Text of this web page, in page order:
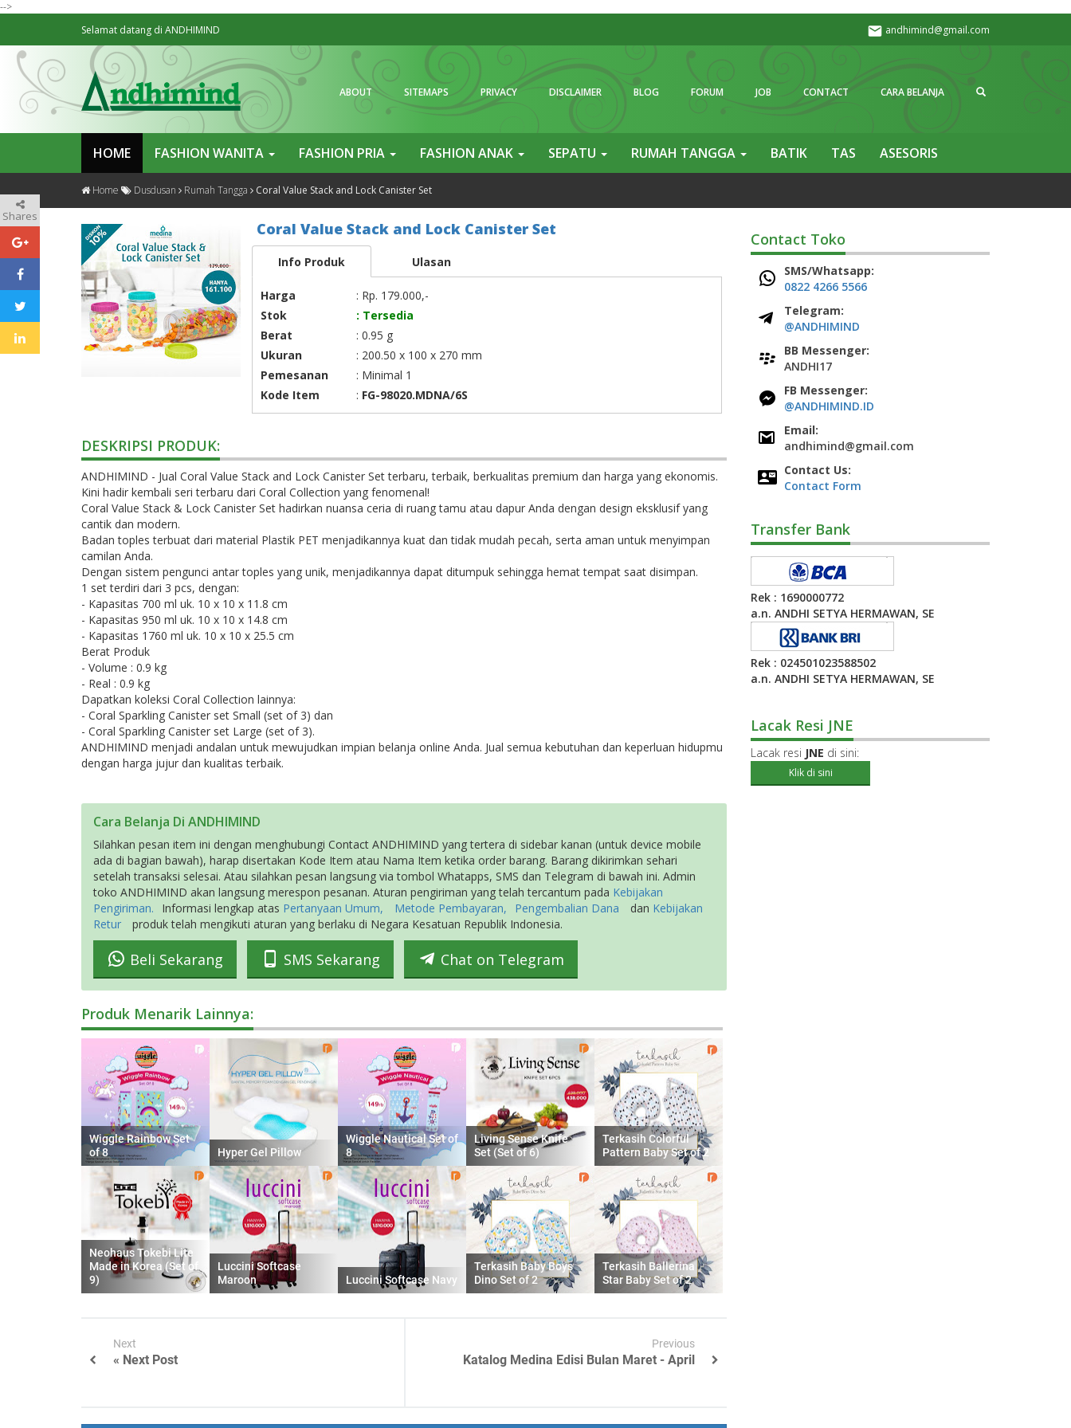
-->
Selamat datang di ANDHIMIND
andhimind@gmail.com
ABOUT SITEMAPS PRIVACY DISCLAIMER BLOG FORUM JOB CONTACT CARA BELANJA
HOME FASHION WANITA FASHION PRIA FASHION ANAK SEPATU RUMAH TANGGA BATIK TAS ASESORIS
Home Dusdusan Rumah Tangga Coral Value Stack and Lock Canister Set
Coral Value Stack and Lock Canister Set
Info Produk
Harga
: Rp. 179.000,-
Stok
: Tersedia
Berat
: 0.95 g
Ukuran
: 200.50 x 100 x 270 mm
Pemesanan
: Minimal 1
Kode Item
: FG-98020.MDNA/6S
Ulasan
DESKRIPSI PRODUK:
ANDHIMIND - Jual Coral Value Stack and Lock Canister Set terbaru, terbaik, berkualitas premium dan harga yang ekonomis.
Kini hadir kembali seri terbaru dari Coral Collection yang fenomenal!
Coral Value Stack & Lock Canister Set hadirkan nuansa ceria di ruang tamu atau dapur Anda dengan design eksklusif yang
cantik dan modern.
Badan toples terbuat dari material Plastik PET menjadikannya kuat dan tidak mudah pecah, serta aman untuk menyimpan
camilan Anda.
Dengan sistem pengunci antar toples yang unik, menjadikannya dapat ditumpuk sehingga hemat tempat saat disimpan.
1 set terdiri dari 3 pcs, dengan:
- Kapasitas 700 ml uk. 10 x 10 x 11.8 cm
- Kapasitas 950 ml uk. 10 x 10 x 14.8 cm
- Kapasitas 1760 ml uk. 10 x 10 x 25.5 cm
Berat Produk
- Volume : 0.9 kg
- Real : 0.9 kg
Dapatkan koleksi Coral Collection lainnya:
- Coral Sparkling Canister set Small (set of 3) dan
- Coral Sparkling Canister set Large (set of 3).
ANDHIMIND menjadi andalan untuk mewujudkan impian belanja online Anda. Jual semua kebutuhan dan keperluan hidupmu
dengan harga jujur dan kualitas terbaik.
Cara Belanja Di ANDHIMIND
Silahkan pesan item ini dengan menghubungi Contact ANDHIMIND yang tertera di sidebar kanan (untuk device mobile
ada di bagian bawah), harap disertakan Kode Item atau Nama Item ketika order barang. Barang dikirimkan sehari
setelah transaksi selesai. Atau silahkan pesan langsung via tombol Whatapps, SMS dan Telegram di bawah ini. Admin
toko ANDHIMIND akan langsung merespon pesanan. Aturan pengiriman yang telah tercantum pada Kebijakan
Pengiriman.
Informasi lengkap atas Pertanyaan Umum, Metode Pembayaran, Pengembalian Dana dan Kebijakan
Retur
produk telah mengikuti aturan yang berlaku di Negara Kesatuan Republik Indonesia.
Beli Sekarang SMS Sekarang Chat on Telegram
Shares
Produk Menarik Lainnya:
Wiggle Rainbow Set
of 8
Hyper Gel Pillow
Wiggle Nautical Set of
8
Living Sense Knife
Set (Set of 6)
Terkasih Colorful
Pattern Baby Set of 2
Neohaus Tokebi Lite
Made in Korea (Set of
9)
Luccini Softcase
Maroon
Luccini Softcase Navy
Terkasih Baby Boys
Dino Set of 2
Terkasih Ballerina
Star Baby Set of 2
Next
« Next Post
Previous
Katalog Medina Edisi Bulan Maret - April
Contact Toko
SMS/Whatsapp:
0822 4266 5566
Telegram:
@ANDHIMIND
BB Messenger:
ANDHI17
FB Messenger:
@ANDHIMIND.ID
Email:
andhimind@gmail.com
Contact Us:
Contact Form
Transfer Bank
Rek : 1690000772
a.n. ANDHI SETYA HERMAWAN, SE
Rek : 024501023588502
a.n. ANDHI SETYA HERMAWAN, SE
Lacak Resi JNE
Lacak resi JNE di sini:
Klik di sini